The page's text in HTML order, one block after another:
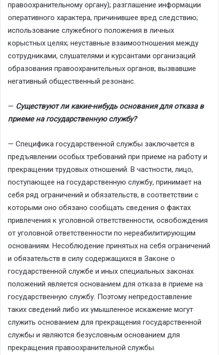
правоохранительному органу); разглашение информации
оперативного характера, причинившее вред следствию;
использование служебного положения в личных
корыстных целях; неуставные взаимоотношения между
сотрудниками, слушателями и курсантами организаций
образования правоохранительных органов, вызвавшие
негативный общественный резонанс.
— Существуют ли какие-нибудь основания для отказа в
приеме на государственную службу?
— Специфика государственной службы заключается в
предъявлении особых требований при приеме на работу и
прекращении трудовых отношений. В частности, лицо,
поступающее на государственную службу, принимает на
себя ряд ограничений и обязательств, в соответствии с
которыми оно обязано сообщать сведения о фактах
привлечения к уголовной ответственности, освобождения
от уголовной ответственности по нереабилитирующим
основаниям. Несоблюдение принятых на себя ограничений
и обязательств в силу содержащихся в Законе о
государственной службе и иных специальных законах
положений является основанием для отказа в приеме на
государственную службу. Поэтому непредоставление
таких сведений либо их умышленное искажение могут
служить основанием для прекращения государственной
службы и являются безусловным основанием для
прекращения правоохранительной службы.